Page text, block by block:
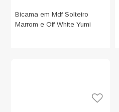
Bicama em Mdf Solteiro
Marrom e Off White Yumi